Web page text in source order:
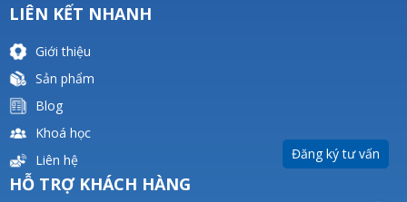
Đăng ký tư vấn
LIÊN KẾT NHANH
Giới thiệu
Sản phẩm
Blog
Khoá học
Liên hệ
HỖ TRỢ KHÁCH HÀNG